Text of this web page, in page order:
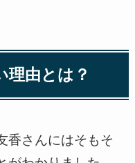
理由とは？
香さんにはそもそ